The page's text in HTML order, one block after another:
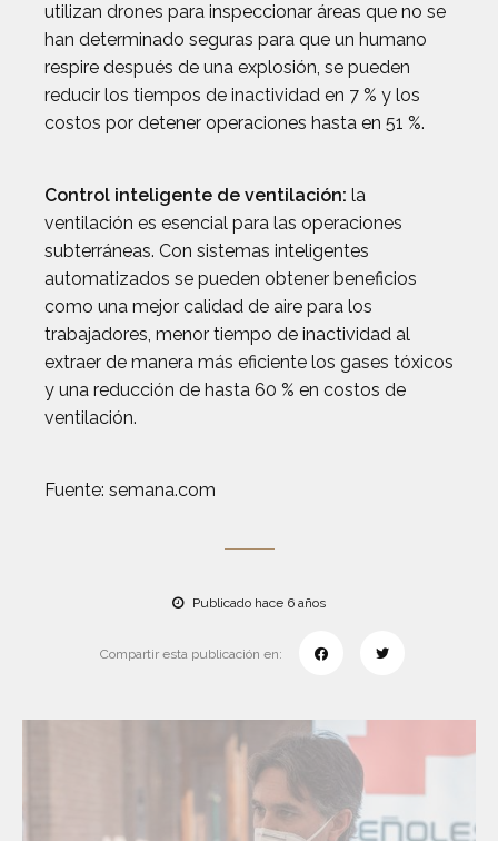
utilizan drones para inspeccionar áreas que no se
han determinado seguras para que un humano
respire después de una explosión, se pueden
reducir los tiempos de inactividad en 7 % y los
costos por detener operaciones hasta en 51 %.
Control inteligente de ventilación: la
ventilación es esencial para las operaciones
subterráneas. Con sistemas inteligentes
automatizados se pueden obtener beneficios
como una mejor calidad de aire para los
trabajadores, menor tiempo de inactividad al
extraer de manera más eficiente los gases tóxicos
y una reducción de hasta 60 % en costos de
ventilación.
Fuente: semana.com
Publicado hace 6 años
Compartir esta publicación en: